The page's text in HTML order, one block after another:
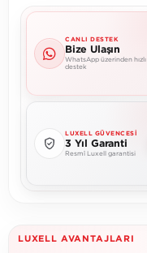
CANLI DESTEK
Bize Ulaşın
WhatsApp üzerinden hızlı
destek
LUXELL GÜVENCESI
3 Yıl Garanti
Resmî Luxell garantisi
LUXELL AVANTAJLARI